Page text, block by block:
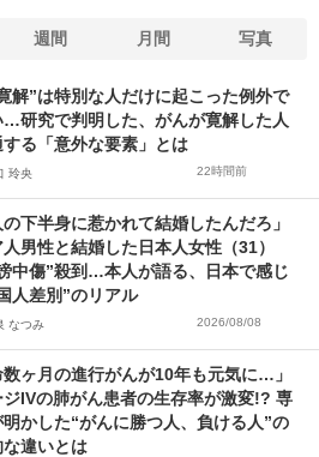
週間 月間 写真
解”は特別な人だけに起こった例外で
…研究で判明した、がんが寛解した人
する「意外な要素」とは
玲央 22時間前
の下半身に惹かれて結婚したんだろ」
男性と結婚した日本人女性（31）
中傷”殺到…本人が語る、日本で感じ
人差別”のリアル
なつみ 2026/08/08
数ヶ月の進行がんが10年も元気に…」
ジIVの肺がん患者の生存率が激変!? 専
明かした“がんに勝つ人、負ける人”の
違いとは